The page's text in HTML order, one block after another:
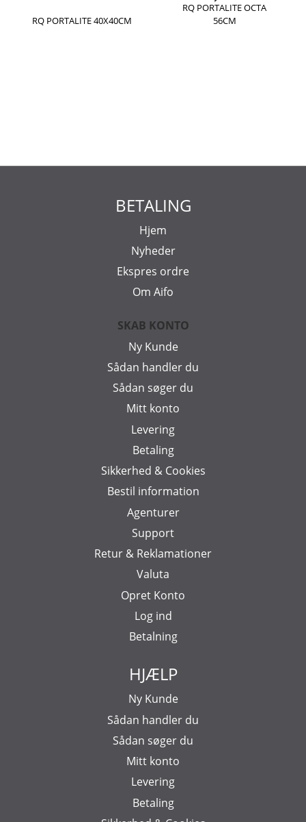
RQ PORTALITE 40X40CM
RQ PORTALITE OCTA
56CM
BETALING
Hjem
Nyheder
Ekspres ordre
Om Aifo
SKAB KONTO
Ny Kunde
Sådan handler du
Sådan søger du
Mitt konto
Levering
Betaling
Sikkerhed & Cookies
Bestil information
Agenturer
Support
Retur & Reklamationer
Valuta
Opret Konto
Log ind
Betalning
HJÆLP
Ny Kunde
Sådan handler du
Sådan søger du
Mitt konto
Levering
Betaling